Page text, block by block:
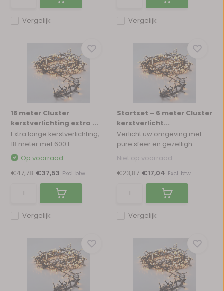
Vergelijk Vergelijk
18 meter Cluster
kerstverlichting extra ...
Extra lange kerstverlichting,
18 meter met 600 L...
Vergelijk
Op voorraad
€47,78 €37,53 Excl. btw
Startset – 6 meter Cluster
kerstverlicht...
Verlicht uw omgeving met
pure sfeer en gezelligh...
Vergelijk
Niet op voorraad
€23,87 €17,04 Excl. btw